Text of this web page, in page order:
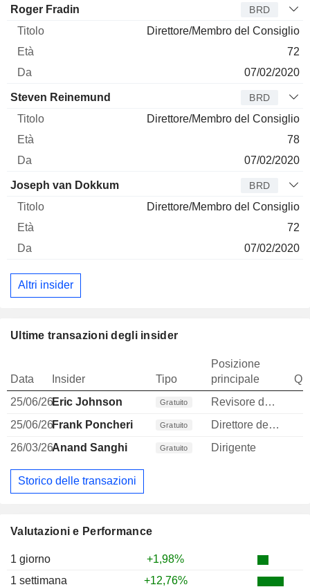
Valutazioni e Performance
1 giorno
+1,98%
1 settimana
+12,76%
Amministratore
Roger Fradin BRD
Direttore/Membro del Consiglio
72
07/02/2020
Steven Reinemund BRD
Direttore/Membro del Consiglio
78
07/02/2020
Joseph van Dokkum BRD
Direttore/Membro del Consiglio
72
07/02/2020
Altri insider
Ultime transazioni degli insider
Data Insider Tipo
Posizione
principale
25/06/26Eric Johnson Gratuito
Revisore dei conti / collegio sindacale
25/06/26Frank Poncheri Gratuito
Direttore delle risorse umane
26/03/26Anand Sanghi Gratuito Dirigente
Storico delle transazioni